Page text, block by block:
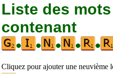
Liste des
contenant
•
• • • •
Cliquez pour ajouter une neuvième